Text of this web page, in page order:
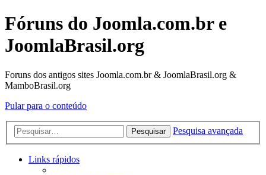
Fóruns do Joomla.com.br e
JoomlaBrasil.org
Foruns dos antigos sites Joomla.com.br & JoomlaBrasil.org &
MamboBrasil.org
Pular para o conteúdo
Pesquisar Pesquisa avançada
Links rápidos